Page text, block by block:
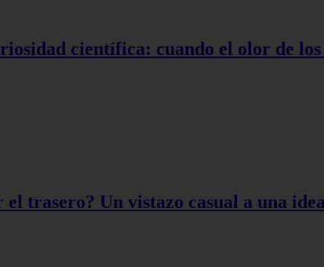
científica: cuando el olor de
trasero? Un vistazo casual a una